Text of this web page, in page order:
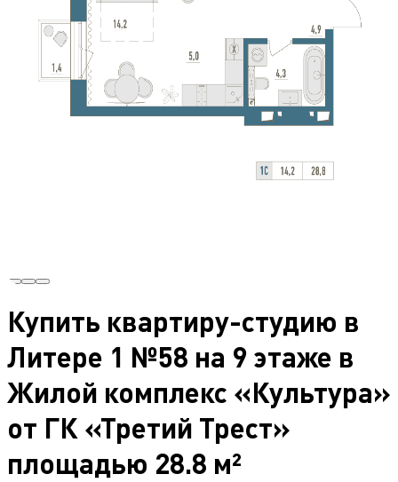
Купить квартиру-студию в
Литере 1 №58 на 9 этаже в
Жилой комплекс «Культура»
от ГК «Третий Трест»
площадью 28.8 м²